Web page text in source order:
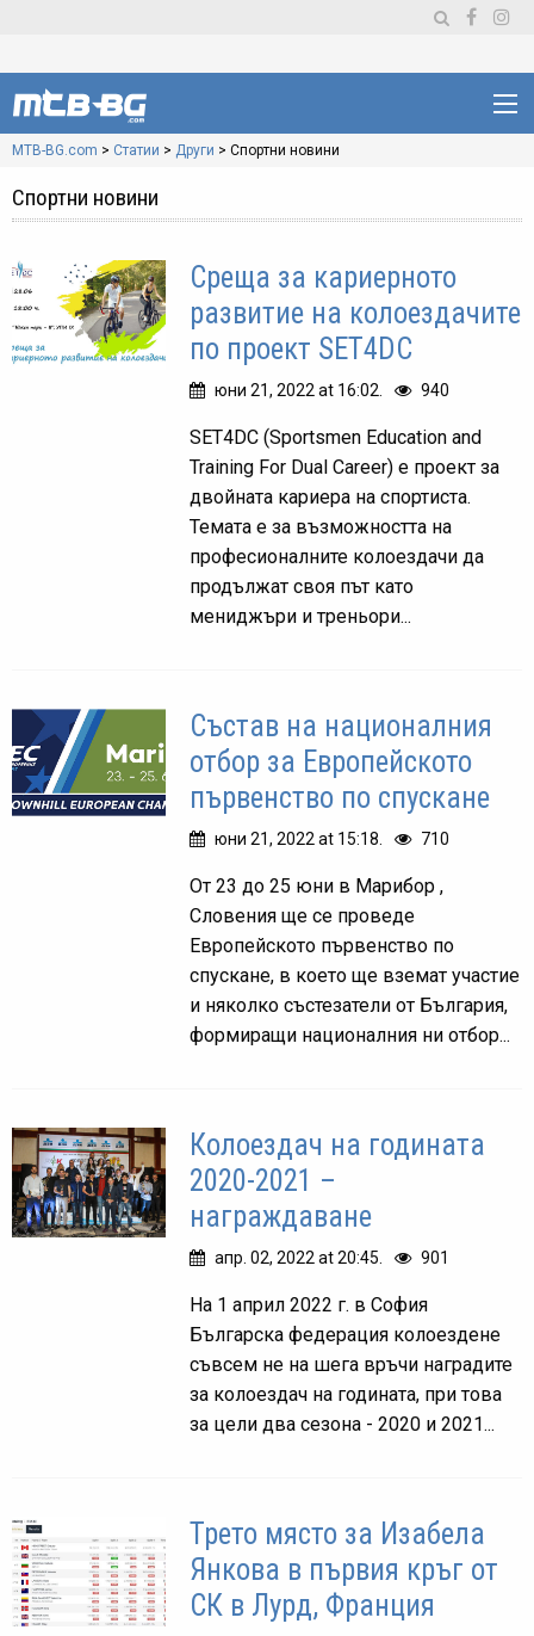
MTB-BG.com > Статии > Други > Спортни новини
Спортни новини
Среща за кариерното
развитие на колоездачите
по проект SET4DC
юни 21, 2022 at 16:02. 940
SET4DC (Sportsmen Education and
Training For Dual Career) e проект за
двойната кариера на спортиста.
Темата е за възможността на
професионалните колоездачи да
продължат своя път като
мениджъри и треньори...
Състав на националния
отбор за Европейското
първенство по спускане
юни 21, 2022 at 15:18. 710
От 23 до 25 юни в Марибор ,
Словения ще се проведе
Европейското първенство по
спускане, в което ще вземат участие
и няколко състезатели от България,
формиращи националния ни отбор...
Колоездач на годината
2020-2021 –
награждаване
апр. 02, 2022 at 20:45. 901
На 1 април 2022 г. в София
Българска федерация колоездене
съвсем не на шега връчи наградите
за колоездач на годината, при това
за цели два сезона - 2020 и 2021...
Трето място за Изабела
Янкова в първия кръг от
СК в Лурд, Франция